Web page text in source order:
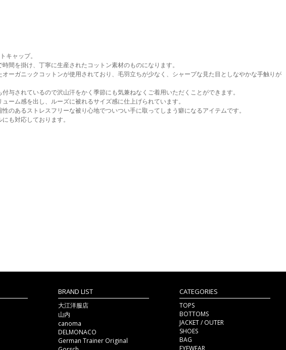
キャップ。
間を掛け、丁寧に生産されたコットン素材のものになります。
ーガニックコットンが使用されており、毛羽立ちが少なく、シャープな見た目としなやかな手触りが
与されているので沢山汗をかく季節にも気兼ねなくご着用いただくことができます。
ーム感を出し、ルーズに被れるサイズ感に仕上げられています。
のあるストレスフリーな被り心地でついつい手に取ってしまう癖になるアイテムです。
も対応しております。
BRAND LIST
大江洋服店
山内
canoma
DELMONACO
German Trainer Original
CATEGORIES
TOPS
BOTTOMS
JACKET / OUTER
SHOES
BAG